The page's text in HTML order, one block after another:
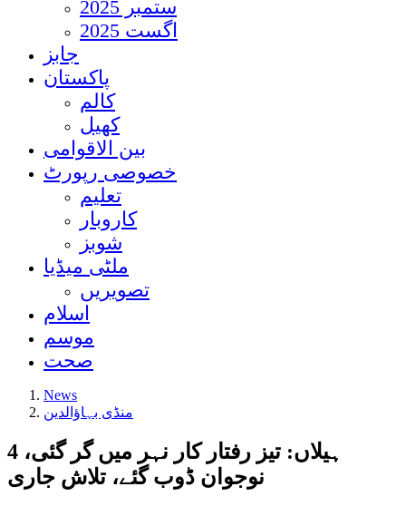
ستمبر 2025
اگست 2025
جابز
پاکستان
کالم
کھیل
بین الاقوامی
خصوصی رپورٹ
تعلیم
کاروبار
شوبز
ملٹی میڈیا
تصویریں
اسلام
موسم
صحت
News
منڈی بہاؤالدین
ہیلاں: تیز رفتار کار نہر میں گر گئی، 4
نوجوان ڈوب گئے، تلاش جاری